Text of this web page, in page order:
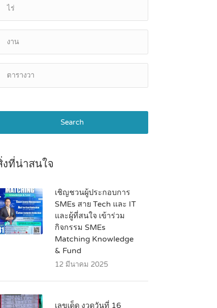
Search
งที่น่าสนใจ
เชิญชวนผู้ประกอบการ
SMEs สาย Tech และ IT
และผู้ที่สนใจ เข้าร่วม
กิจกรรม SMEs
Matching Knowledge
& Fund
12 มีนาคม 2025
เลขเด็ด งวดวันที่ 16